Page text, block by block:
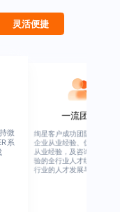
灵活便捷
微
系
一流团队
绚星客户成功团队，由有多
企业从业经验、优秀培训机
从业经验，及咨询公司从业
验的全行业人才组成，涉猎
行业的人才发展与培养模块